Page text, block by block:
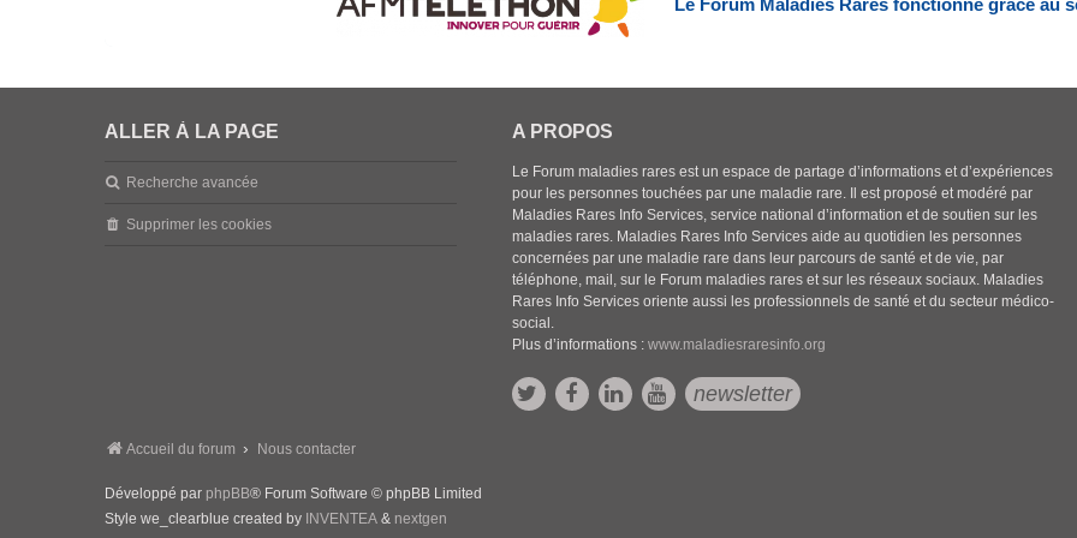
Le Forum Maladies Rares fonctionne grâce au
ALLER À LA PAGE
Recherche avancée
Supprimer les cookies
A PROPOS
Le Forum maladies rares est un espace de partage d’informations et d’expériences
pour les personnes touchées par une maladie rare. Il est proposé et modéré par
Maladies Rares Info Services, service national d’information et de soutien sur les
maladies rares. Maladies Rares Info Services aide au quotidien les personnes
concernées par une maladie rare dans leur parcours de santé et de vie, par
téléphone, mail, sur le Forum maladies rares et sur les réseaux sociaux. Maladies
Rares Info Services oriente aussi les professionnels de santé et du secteur médico-
social.
Plus d’informations :www.maladiesraresinfo.org
newsletter
Accueil du forum Nous contacter
Développé par phpBB® Forum Software © phpBB Limited
Style we_clearblue created by INVENTEA & nextgen